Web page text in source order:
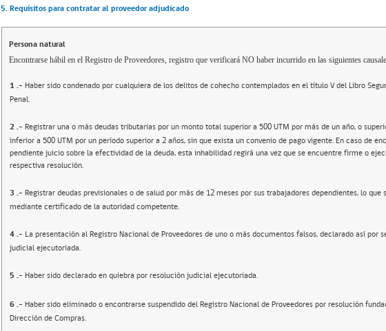
5. Requisitos para contratar al proveedor adjudicado
Persona natural
Encontrarse hábil en el Registro de Proveedores, registro que verificará NO haber incurrido en las siguientes
1.- Haber sido condenado por cualquiera de los delitos de cohecho contemplados en el título V del Libro
Penal.
2.- Registrar una o más deudas tributarias por un monto total superior a 500 UTM por más de un año, o
inferior a 500 UTM por un período superior a 2 años, sin que exista un convenio de pago vigente. En caso de
pendiente juicio sobre la efectividad de la deuda, esta inhabilidad regirá una vez que se encuentre firme o
respectiva resolución.
3 .- Registrar deudas previsionales o de salud por más de 12 meses por sus trabajadores dependientes, lo que
mediante certificado de la autoridad competente.
4.- La presentación al Registro Nacional de Proveedores de uno o más documentos falsos, declarado así por
judicial ejecutoriada.
5 .- Haber sido declarado en quiebra por resolución judicial ejecutoriada.
6.- Haber sido eliminado o encontrarse suspendido del Registro Nacional de Proveedores por resolución
Dirección de Compras.